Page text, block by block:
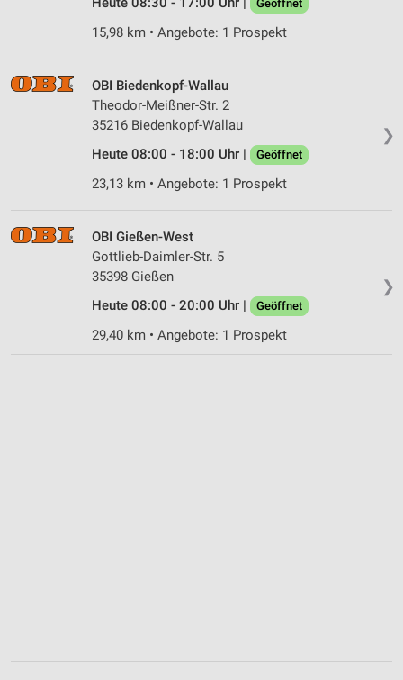
Geöffnet
15,98 km • Angebote: 1 Prospekt
❯
OBI Biedenkopf-Wallau
Theodor-Meißner-Str. 2
35216 Biedenkopf-Wallau
Heute 08:00 - 18:00 Uhr |
Geöffnet
23,13 km • Angebote: 1 Prospekt
❯
OBI Gießen-West
Gottlieb-Daimler-Str. 5
35398 Gießen
Heute 08:00 - 20:00 Uhr |
Geöffnet
29,40 km • Angebote: 1 Prospekt
Geräte anhand von aktiv angeforderten
Nicht-IAB-Verarbeitungszwecke: